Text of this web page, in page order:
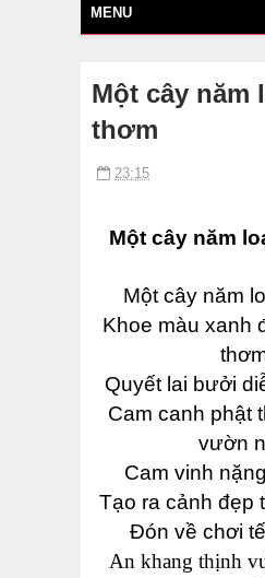
MENU
Một cây năm
thơm
23:15
Một cây năm
Một cây năm
Khoe màu xanh
Quyết lai bưởi
Cam canh phật
vườn
Cam vinh
Tạo ra cảnh đẹp
Đón về chơi
An khang thịnh